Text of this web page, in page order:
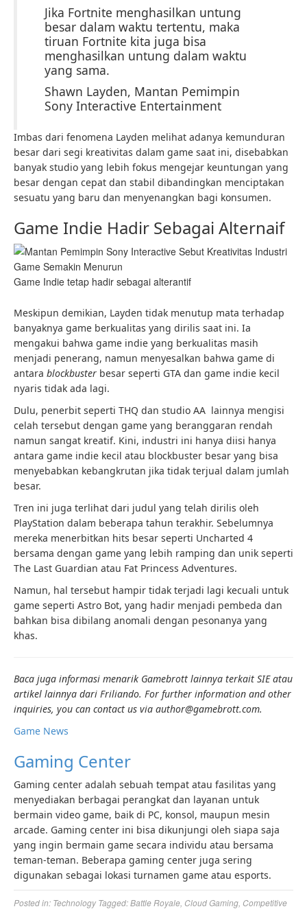
Jika Fortnite menghasilkan untung
besar dalam waktu tertentu, maka
tiruan Fortnite kita juga bisa
menghasilkan untung dalam waktu
yang sama.
Shawn Layden, Mantan Pemimpin
Sony Interactive Entertainment
Imbas dari fenomena Layden melihat adanya kemunduran
besar dari segi kreativitas dalam game saat ini, disebabkan
banyak studio yang lebih fokus mengejar keuntungan yang
besar dengan cepat dan stabil dibandingkan menciptakan
sesuatu yang baru dan menyenangkan bagi konsumen.
Game Indie Hadir Sebagai Alternaif
Game Indie tetap hadir sebagai alterantif
Meskipun demikian, Layden tidak menutup mata terhadap
banyaknya game berkualitas yang dirilis saat ini. Ia
mengakui bahwa game indie yang berkualitas masih
menjadi penerang, namun menyesalkan bahwa game di
antara blockbuster besar seperti GTA dan game indie kecil
nyaris tidak ada lagi.
Dulu, penerbit seperti THQ dan studio AA lainnya mengisi
celah tersebut dengan game yang beranggaran rendah
namun sangat kreatif. Kini, industri ini hanya diisi hanya
antara game indie kecil atau blockbuster besar yang bisa
menyebabkan kebangkrutan jika tidak terjual dalam jumlah
besar.
Tren ini juga terlihat dari judul yang telah dirilis oleh
PlayStation dalam beberapa tahun terakhir. Sebelumnya
mereka menerbitkan hits besar seperti Uncharted 4
bersama dengan game yang lebih ramping dan unik seperti
The Last Guardian atau Fat Princess Adventures.
Namun, hal tersebut hampir tidak terjadi lagi kecuali untuk
game seperti Astro Bot, yang hadir menjadi pembeda dan
bahkan bisa dibilang anomali dengan pesonanya yang
khas.
Baca juga informasi menarik Gamebrott lainnya terkait SIE atau
artikel lainnya dari Friliando. For further information and other
inquiries, you can contact us via author@gamebrott.com.
Game News
Gaming Center
Gaming center adalah sebuah tempat atau fasilitas yang
menyediakan berbagai perangkat dan layanan untuk
bermain video game, baik di PC, konsol, maupun mesin
arcade. Gaming center ini bisa dikunjungi oleh siapa saja
yang ingin bermain game secara individu atau bersama
teman-teman. Beberapa gaming center juga sering
digunakan sebagai lokasi turnamen game atau esports.
Posted in: Technology Tagged:Battle Royale Cloud Gaming Competitive